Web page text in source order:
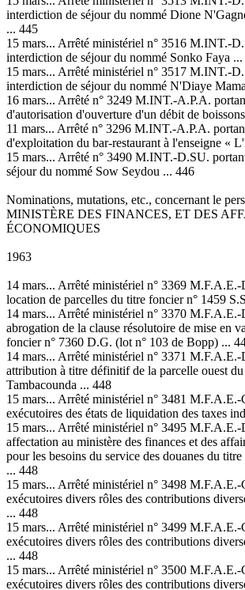
interdiction de séjour du nommé Dione
... 445
15 mars... Arrêté ministériel n° 3516 M.INT.-
interdiction de séjour du nommé Sonko Faya
15 mars... Arrêté ministériel n° 3517 M.INT.-
interdiction de séjour du nommé N'Diaye
16 mars... Arrêté n° 3249 M.INT.-A.P.A.
d'autorisation d'ouverture d'un débit de
11 mars... Arrêté n° 3296 M.INT.-A.P.A.
d'exploitation du bar-restaurant à l'enseigne «
15 mars... Arrêté n° 3490 M.INT.-D.SU.
séjour du nommé Sow Seydou ... 446
Nominations, mutations, etc., concernant le
MINISTÈRE DES FINANCES, ET DES
ÉCONOMIQUES
1963
14 mars... Arrêté ministériel n° 3369
location de parcelles du titre foncier n° 1459
14 mars... Arrêté ministériel n° 3370
abrogation de la clause résolutoire de mise en
foncier n° 7360 D.G. (lot n° 103 de Bopp) ...
14 mars... Arrêté ministériel n° 3371
attribution à titre définitif de la parcelle ouest
Tambacounda ... 448
15 mars... Arrêté ministériel n° 3481 M.F.A.E.-
exécutoires des états de liquidation des taxes
15 mars... Arrêté ministériel n° 3495
affectation au ministère des finances et des
pour les besoins du service des douanes du
... 448
15 mars... Arrêté ministériel n° 3498 M.F.A.E.-
exécutoires divers rôles des contributions
... 448
15 mars... Arrêté ministériel n° 3499 M.F.A.E.-
exécutoires divers rôles des contributions
... 448
15 mars... Arrêté ministériel n° 3500 M.F.A.E.-
exécutoires divers rôles des contributions